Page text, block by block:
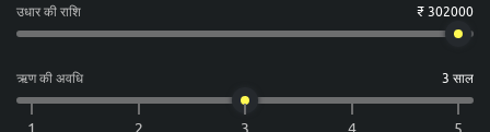
उधार की राशि ₹ 302000
ऋण की अवधि 3 साल